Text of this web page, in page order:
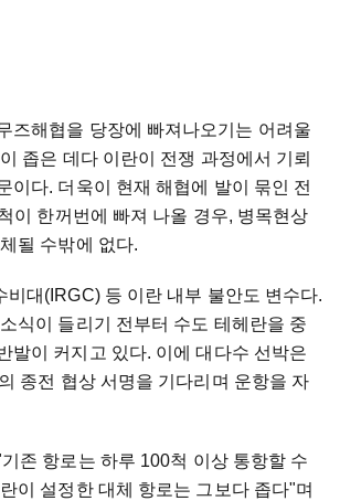
즈해협을 당장에 빠져나오기는 어려울
좁은 데다 이란이 전쟁 과정에서 기뢰
이다. 더욱이 현재 해협에 발이 묶인 전
이 한꺼번에 빠져 나올 경우, 병목현상
될 수밖에 없다.
비대(IRGC) 등 이란 내부 불안도 변수다.
식이 들리기 전부터 수도 테헤란을 중
발이 커지고 있다. 이에 대다수 선박은
종전 협상 서명을 기다리며 운항을 자
존 항로는 하루 100척 이상 통항할 수
이 설정한 대체 항로는 그보다 좁다"며